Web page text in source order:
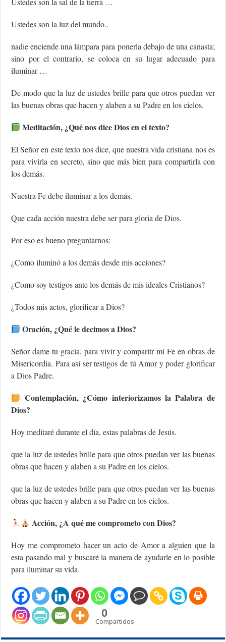
Ustedes son la luz del mundo..
nadie enciende una lámpara para ponerla debajo de una canasta;
sino por el contrario, se coloca en su lugar adecuado para
iluminar …
De modo que la luz de ustedes brille para que otros puedan ver
las buenas obras que hacen y alaben a su Padre en los cielos.
Meditación, ¿Qué nos dice Dios en el texto?
El Señor en este texto nos dice, que nuestra vida cristiana nos es
para vivirla en secreto, sino que más bien para compartirla con
los demás.
Nuestra Fe debe iluminar a los demás.
Que cada acción nuestra debe ser para gloria de Dios.
Por eso es bueno preguntarnos:
¿Como iluminó a los demás desde mis acciones?
¿Como soy testigos ante los demás de mis ideales Cristianos?
¿Todos mis actos, glorificar a Dios?
Oración, ¿Qué le decimos a Dios?
Señor dame tu gracia, para vivir y comparitr mí Fe en obras de
Misericordia. Para así ser testigos de tú Amor y poder glorificar
a Dios Padre.
Contemplación, ¿Cómo interiorizamos la Palabra de
Dios?
Hoy meditaré durante el día, estas palabras de Jesús.
que la luz de ustedes brille para que otros puedan ver las buenas
obras que hacen y alaben a su Padre en los cielos.
que la luz de ustedes brille para que otros puedan ver las buenas
obras que hacen y alaben a su Padre en los cielos.
Acción, ¿A qué me comprometo con Dios?
Hoy me comprometo hacer un acto de Amor a alguien que la
esta pasando mal y buscaré la manera de ayudarle en lo posible
para iluminar su vida.
0
Compartidos